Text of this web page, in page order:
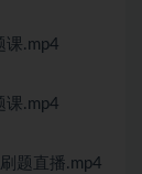
.mp4
.mp4
题直播.mp4